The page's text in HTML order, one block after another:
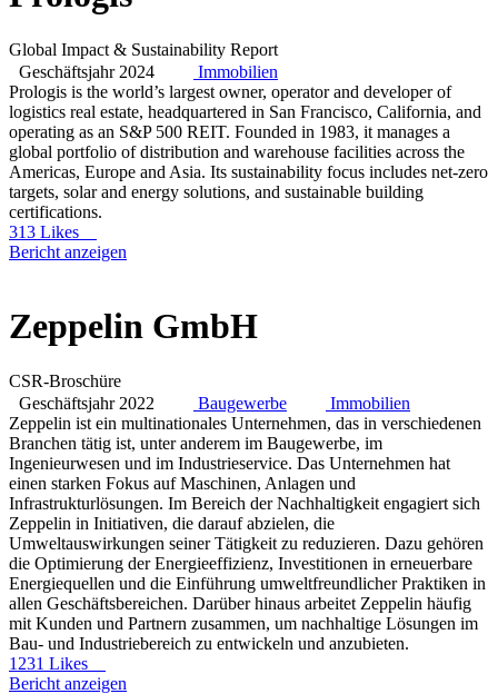
Global Impact & Sustainability Report
Geschäftsjahr 2024
Immobilien
Prologis is the world’s largest owner, operator and developer of
logistics real estate, headquartered in San Francisco, California, and
operating as an S&P 500 REIT. Founded in 1983, it manages a
global portfolio of distribution and warehouse facilities across the
Americas, Europe and Asia. Its sustainability focus includes net-zero
targets, solar and energy solutions, and sustainable building
certifications.
313 Likes
Bericht anzeigen
Zeppelin GmbH
CSR-Broschüre
Geschäftsjahr 2022
Baugewerbe
Immobilien
Zeppelin ist ein multinationales Unternehmen, das in verschiedenen
Branchen tätig ist, unter anderem im Baugewerbe, im
Ingenieurwesen und im Industrieservice. Das Unternehmen hat
einen starken Fokus auf Maschinen, Anlagen und
Infrastrukturlösungen. Im Bereich der Nachhaltigkeit engagiert sich
Zeppelin in Initiativen, die darauf abzielen, die
Umweltauswirkungen seiner Tätigkeit zu reduzieren. Dazu gehören
die Optimierung der Energieeffizienz, Investitionen in erneuerbare
Energiequellen und die Einführung umweltfreundlicher Praktiken in
allen Geschäftsbereichen. Darüber hinaus arbeitet Zeppelin häufig
mit Kunden und Partnern zusammen, um nachhaltige Lösungen im
Bau- und Industriebereich zu entwickeln und anzubieten.
1231 Likes
Bericht anzeigen